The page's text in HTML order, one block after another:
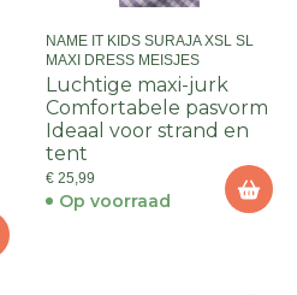
NAME IT KIDS SURAJA XSL SL
MAXI DRESS MEISJES
Luchtige maxi-jurk
Comfortabele pasvorm
Ideaal voor strand en
tent
€ 25,99
Op voorraad